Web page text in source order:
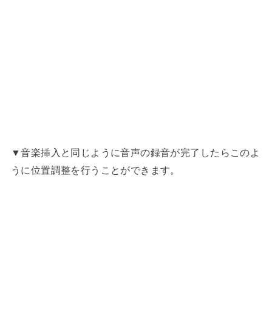
▼音楽挿入と同じように音声の録音が完了したらこのよ
うに位置調整を行うことができます。